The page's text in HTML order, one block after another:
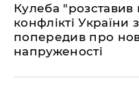
Кулеба "розставив
конфлікті
попередив про
напруженості